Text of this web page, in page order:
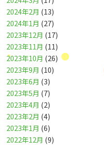
2024年2月 (13)
2024年1月 (27)
2023年12月 (17)
2023年11月 (11)
2023年10月 (26)
2023年9月 (10)
2023年6月 (3)
2023年5月 (7)
2023年4月 (2)
2023年2月 (4)
2023年1月 (6)
2022年12月 (9)